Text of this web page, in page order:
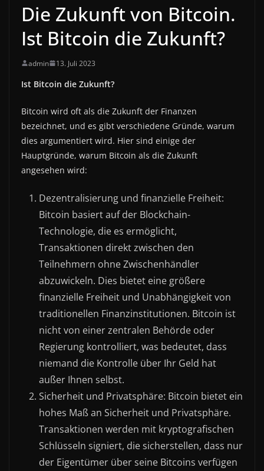
Die Zukunft von Bitcoin.
Ist Bitcoin die Zukunft?
admin 13. Juli 2023
Ist Bitcoin die Zukunft?
Bitcoin wird oft als die Zukunft der Finanzen
bezeichnet, und es gibt verschiedene Gründe, warum
dies argumentiert wird. Hier sind einige der
Hauptgründe, warum Bitcoin als die Zukunft
angesehen wird:
Dezentralisierung und finanzielle Freiheit:
Bitcoin basiert auf der Blockchain-
Technologie, die es ermöglicht,
Transaktionen direkt zwischen den
Teilnehmern ohne Zwischenhändler
abzuwickeln. Dies bietet eine größere
finanzielle Freiheit und Unabhängigkeit von
traditionellen Finanzinstitutionen. Bitcoin ist
nicht von einer zentralen Behörde oder
Regierung kontrolliert, was bedeutet, dass
niemand die Kontrolle über Ihr Geld hat
außer Ihnen selbst.
Sicherheit und Privatsphäre: Bitcoin bietet ein
hohes Maß an Sicherheit und Privatsphäre.
Transaktionen werden mit kryptografischen
Schlüsseln signiert, die sicherstellen, dass nur
der Eigentümer über seine Bitcoins verfügen